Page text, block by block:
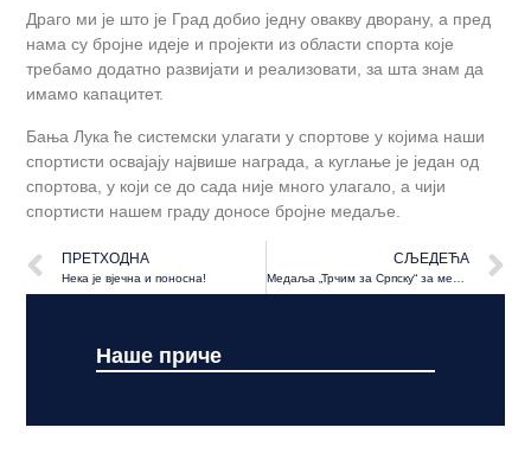
Драго ми је што је Град добио једну овакву дворану, а пред
нама су бројне идеје и пројекти из области спорта које
требамо додатно развијати и реализовати, за шта знам да
имамо капацитет.
Бања Лука ће системски улагати у спортове у којима наши
спортисти освајају највише награда, а куглање је један од
спортова, у који се до сада није много улагало, а чији
спортисти нашем граду доносе бројне медаље.
ПРЕТХОДНА
Нека је вјечна и поносна!
СЉЕДЕЋА
Наше приче